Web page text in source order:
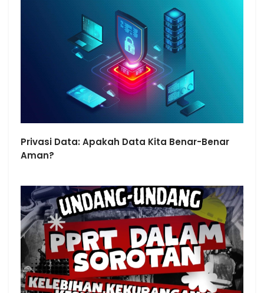
Privasi Data: Apakah Data Kita Benar-Benar
Aman?